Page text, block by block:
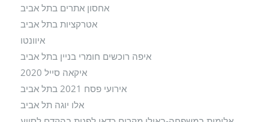
אחסון אתרים בתל אביב
אטרקציות בתל אביב
איוונטו
איפה רוכשים חומרי בניין בתל אביב
איקאה סייל 2020
אירועי פסח 2021 בתל אביב
אלו יוגה תל אביב